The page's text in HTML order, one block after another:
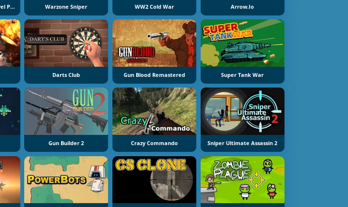
Crusader Defence: Level Pack Warzone Sniper WW2 Cold War Arrow.io
Darts Club Gun Blood Remastered Super Tank War
Gun Builder 2 Crazy Commando Sniper Ultimate Assassin 2